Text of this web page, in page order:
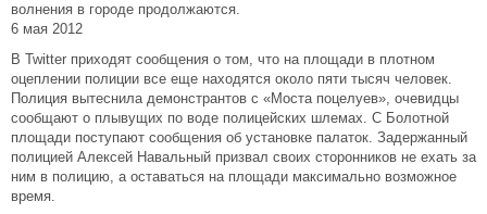
волнения в городе продолжаются.
6 мая 2012
В Twitter приходят сообщения о том, что на площади в плотном
оцеплении полиции все еще находятся около пяти тысяч человек.
Полиция вытеснила демонстрантов с «Моста поцелуев», очевидцы
сообщают о плывущих по воде полицейских шлемах. С Болотной
площади поступают сообщения об установке палаток. Задержанный
полицией Алексей Навальный призвал своих сторонников не ехать за
ним в полицию, а оставаться на площади максимально возможное
время.